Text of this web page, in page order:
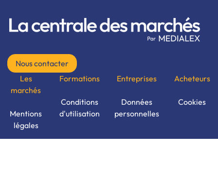
Nous contacter
Les
marchés
Mentions
légales
Formations
Conditions
d'utilisation
Entreprises
Données
personnelles
Acheteurs
Cookies